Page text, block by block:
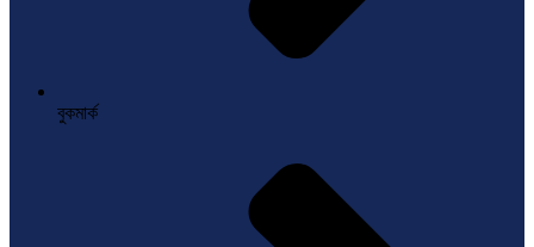
বুকমার্ক